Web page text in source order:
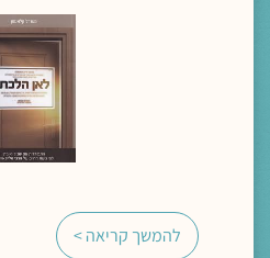
להמשך קריאה >